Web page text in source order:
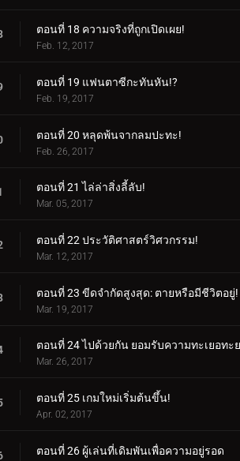
ตอนที่ 18 ความจริงที่ถูกเปิดเผย!
Feb. 12, 2017
ตอนที่ 19 แฟนตาซีกะทันหัน!?
Feb. 19, 2017
ตอนที่ 20 หลุดพ้นจากลมปะทะ!
Feb. 26, 2017
ตอนที่ 21 ไล่ล่าสิ่งลี้ลับ!
Mar. 05, 2017
ตอนที่ 22 ประวัติศาสตร์วิศวกรรม!
Mar. 12, 2017
ตอนที่ 23 ขีดจำกัดสูงสุด: ตายหรือมีชีวิตอยู่!
Mar. 19, 2017
ตอนที่ 24 ไปด้วยกัน ยอมรับความทะเยอท
Mar. 26, 2017
ตอนที่ 25 เกมใหม่เริ่มต้นขึ้น!
Apr. 02, 2017
ตอนที่ 26 ผู้เล่นที่เดิมพันเพื่อความอยู่รอด